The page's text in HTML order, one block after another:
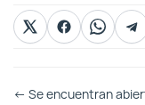
Otras
← Se encuentran